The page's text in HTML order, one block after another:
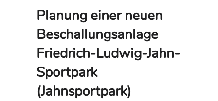
Planung einer neuen
Beschallungsanlage
Friedrich-Ludwig-Jahn-
Sportpark
(Jahnsportpark)